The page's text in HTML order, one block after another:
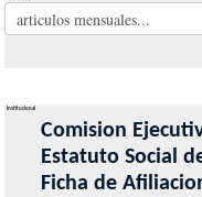
Institucional
Comision
Estatuto Social
Ficha de